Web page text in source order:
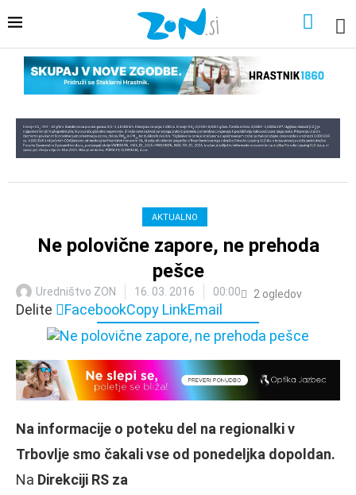
AKTUALNO
Ne polovične zapore, ne prehoda
pešce
Uredništvo ZON 16. 03. 2016 00:00 2 ogledov
Delite FacebookCopy LinkEmail
Na informacije o poteku del na regionalki v
Trbovlje smo čakali vse od ponedeljka dopoldan.
Na Direkciji RS za